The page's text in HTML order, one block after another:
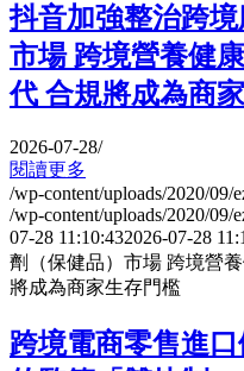
抖音加強整治跨境
市場 跨境營養健
代 合規將成為商
2026-07-28/
閱讀更多
/wp-content/uploads/2020/09/
/wp-content/uploads/2020/09/
07-28 11:10:432026-07-28
劑（保健品）市場 跨境營
將成為商家生存門檻
跨境電商零售進口